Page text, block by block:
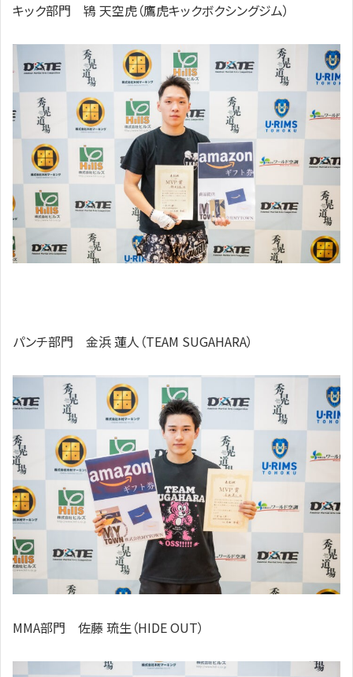
キック部門 鴇 天空虎（鷹虎キックボクシングジム）
パンチ部門 金浜 蓮人（TEAM SUGAHARA）
MMA部門 佐藤 琉生（HIDE OUT）